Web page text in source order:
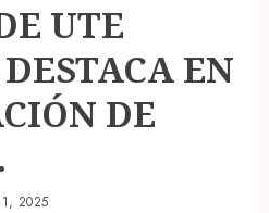
UTE
EN
DE
1, 2025